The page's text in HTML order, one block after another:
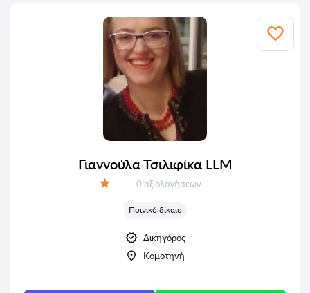
Γιαννούλα Τσιλιφίκα LLM
Αξιολογήσεις:
0 αξιολογήσεων
Ποινικό δίκαιο
Δικηγόρος
Κομοτηνή